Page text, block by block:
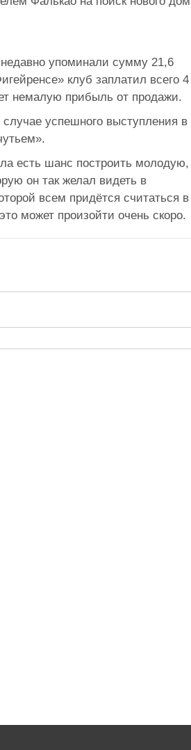
упоминали сумму 21,6
клуб заплатил всего 4
немалую прибыль от продажи.
успешного выступления в
есть шанс построить молодую,
он так желал видеть в
всем придётся считаться в
может произойти очень скоро.